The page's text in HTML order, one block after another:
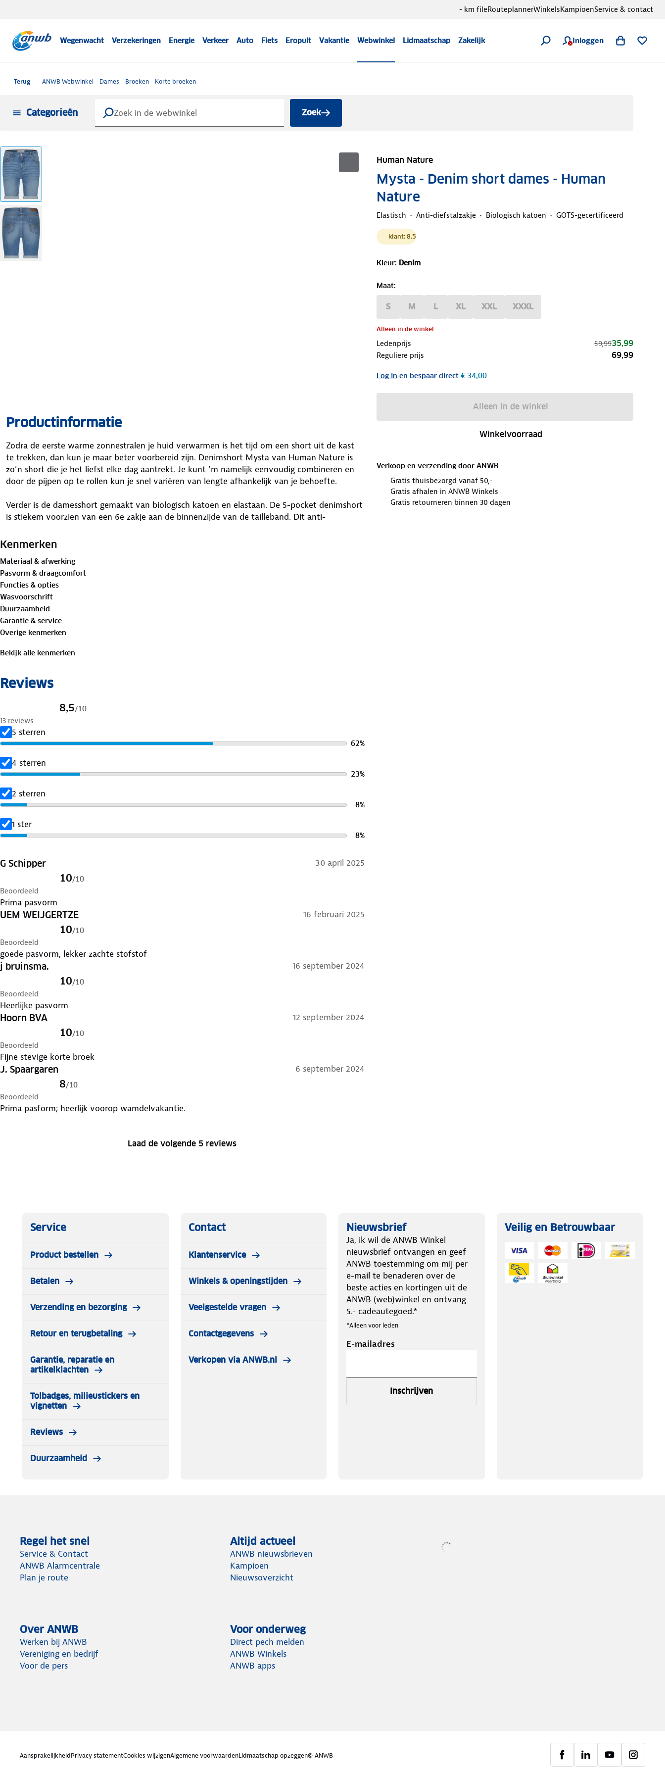
Wegenwacht Verzekeringen Energie Verkeer Auto Fiets Eropuit Vakantie Webwinkel Lidmaatschap Zakelijk Inloggen
- km fileRouteplannerWinkelsKampioenService & contact
Terug ANWB Webwinkel Dames Broeken Korte broeken
Categorieën Zoek
Human Nature
Mysta - Denim short dames - Human
Nature
Elastisch Anti-diefstalzakje Biologisch katoen GOTS-gecertificeerd
klant: 8.5
Kleur: Denim
Maat:
S M L XL XXL XXXL
Alleen in de winkel
Ledenprijs 59,9935,99
Reguliere prijs 69,99
Log in en bespaar direct€ 34,00
Alleen in de winkel
Winkelvoorraad
Verkoop en verzending door ANWB
Gratis thuisbezorgd vanaf 50,-
Gratis afhalen in ANWB Winkels
Gratis retourneren binnen 30 dagen
Productinformatie
Zodra de eerste warme zonnestralen je huid verwarmen is het tijd om een short uit de kast
te trekken, dan kun je maar beter voorbereid zijn. Denimshort Mysta van Human Nature is
zo’n short die je het liefst elke dag aantrekt. Je kunt ‘m namelijk eenvoudig combineren en
door de pijpen op te rollen kun je snel variëren van lengte afhankelijk van je behoefte.
Verder is de damesshort gemaakt van biologisch katoen en elastaan. De 5-pocket denimshort
is stiekem voorzien van een 6e zakje aan de binnenzijde van de tailleband. Dit anti-
biologische status van textiel van de oogst van de grondstoffen tot en met de ecologische
en maatschappelijke verantwoorde productie en etikettering van producten.
Materiaal:
98% biologisch katoen 2% elastaan
Kenmerken
Materiaal & afwerking
Pasvorm & draagcomfort
Functies & opties
Wasvoorschrift
Duurzaamheid
Garantie & service
Overige kenmerken
Bekijk alle kenmerken
Reviews
8,5/10
13 reviews
5 sterren
62%
4 sterren
23%
2 sterren
8%
1 ster
8%
G Schipper 30 april 2025
10/10
Beoordeeld
Prima pasvorm
UEM WEIJGERTZE 16 februari 2025
10/10
Beoordeeld
goede pasvorm, lekker zachte stofstof
j bruinsma. 16 september 2024
10/10
Beoordeeld
Heerlijke pasvorm
Hoorn BVA 12 september 2024
10/10
Beoordeeld
Fijne stevige korte broek
J. Spaargaren 6 september 2024
8/10
Beoordeeld
Prima pasform; heerlijk voorop wamdelvakantie.
Laad de volgende 5 reviews
Service
Product bestellen
Betalen
Verzending en bezorging
Retour en terugbetaling
Garantie, reparatie en
artikelklachten
Tolbadges, milieustickers en
vignetten
Reviews
Duurzaamheid
Contact
Klantenservice
Winkels & openingstijden
Veelgestelde vragen
Contactgegevens
Verkopen via ANWB.nl
Nieuwsbrief
Ja, ik wil de ANWB Winkel
nieuwsbrief ontvangen en geef
ANWB toestemming om mij per
e-mail te benaderen over de
beste acties en kortingen uit de
ANWB (web)winkel en ontvang
5.- cadeautegoed.*
*Alleen voor leden
E-mailadres
Inschrijven
Veilig en Betrouwbaar
Regel het snel
Service & Contact
ANWB Alarmcentrale
Plan je route
Altijd actueel
ANWB nieuwsbrieven
Kampioen
Nieuwsoverzicht
Over ANWB
Werken bij ANWB
Vereniging en bedrijf
Voor de pers
Voor onderweg
Direct pech melden
ANWB Winkels
ANWB apps
AansprakelijkheidPrivacy statementCookies wijzigenAlgemene voorwaardenLidmaatschap opzeggen© ANWB